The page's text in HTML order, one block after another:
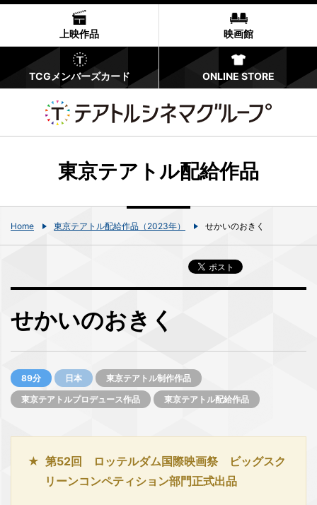
上映作品 映画館
TCGメンバーズカード ONLINE STORE
東京テアトル配給作品
Home 東京テアトル配給作品（2023年） せかいのおきく
せかいのおきく
89分 日本
東京テアトル制作作品
東京テアトルプロデュース作品
東京テアトル配給作品
第52回 ロッテルダム国際映画祭 ビッグスク
リーンコンペティション部門正式出品